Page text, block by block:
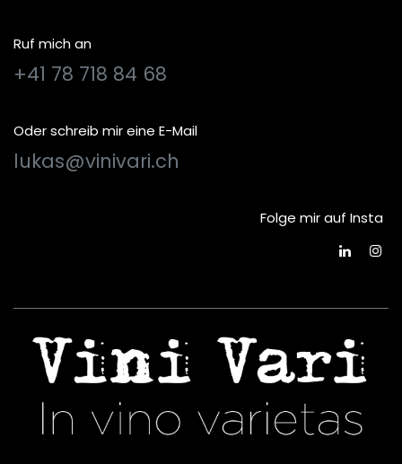
Ruf mich an
+41 78 718 84 68
Oder schreib mir eine E-Mail
lukas@vinivari.ch
Folge mir auf Insta